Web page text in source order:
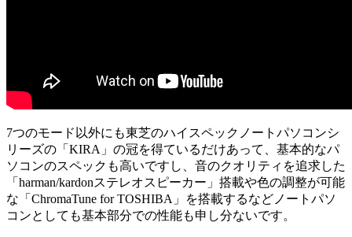
7つのモード以外にも東芝のハイスペックノートパソコンシ
リーズの「KIRA」の冠を得ているだけあって、基本的なパ
ソコンのスペックも高いですし、音のクオリティを追求した
「harman/kardonステレオスピーカー」搭載や色の調整が可能
な「ChromaTune for TOSHIBA」を搭載するなどノートパソ
コンとしても基本部分での性能も申し分ないです。